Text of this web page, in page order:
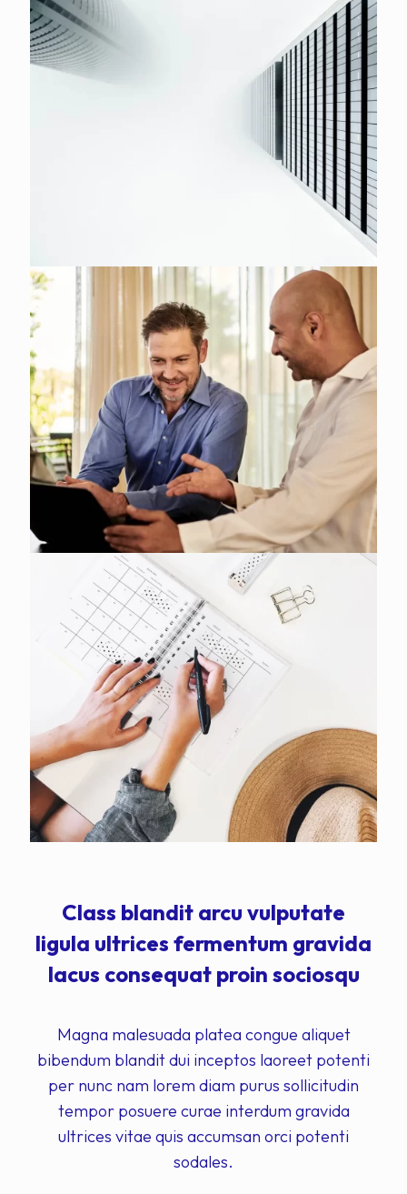
Class blandit arcu vulputate
ligula ultrices fermentum gravida
lacus consequat proin sociosqu
Magna malesuada platea congue aliquet
bibendum blandit dui inceptos laoreet potenti
per nunc nam lorem diam purus sollicitudin
tempor posuere curae interdum gravida
ultrices vitae quis accumsan orci potenti
sodales.